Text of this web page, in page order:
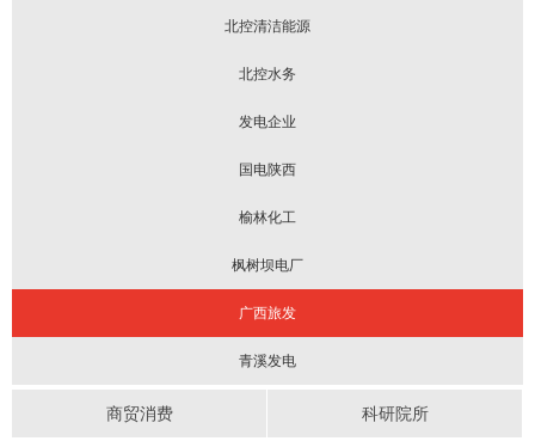
北控清洁能源
北控水务
发电企业
国电陕西
榆林化工
枫树坝电厂
广西旅发
青溪发电
商贸消费 科研院所